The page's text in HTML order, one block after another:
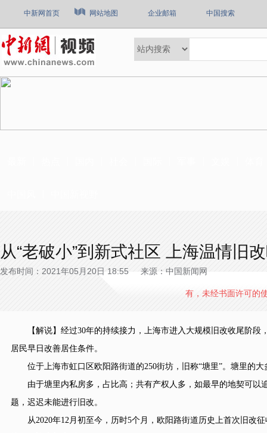
中新网首页 网站地图 企业邮箱 中国搜索
从“老破小”到新式社区 上海温情旧
发布时间：2021年05月20日 18:55 来源：中国新闻网
有，未经书面许可的
【解说】经过30年的持续接力，上海市进入大规模旧改收尾阶段
居民早日改善居住条件。
位于上海市虹口区欧阳路街道的250街坊，旧称“塘里”。塘里的大
由于塘里内私房多，占比高；共有产权人多，如最早的地契可以
题，迟迟未能进行旧改。
从2020年12月初至今，历时5个月，欧阳路街道历史上首次旧改征